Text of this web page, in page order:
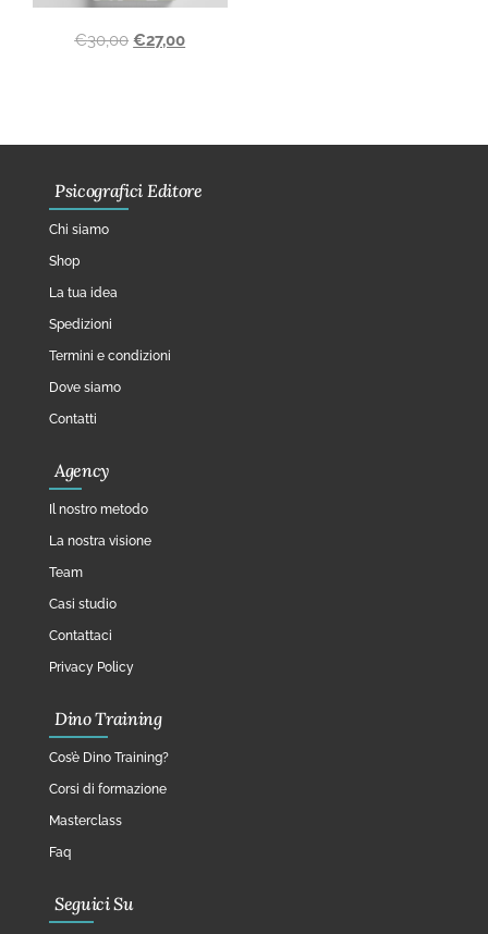
€30,00 €27,00
Psicografici Editore
Chi siamo
Shop
La tua idea
Spedizioni
Termini e condizioni
Dove siamo
Contatti
Agency
Il nostro metodo
La nostra visione
Team
Casi studio
Contattaci
Privacy Policy
Dino Training
Cos’è Dino Training?
Corsi di formazione
Masterclass
Faq
Seguici Su